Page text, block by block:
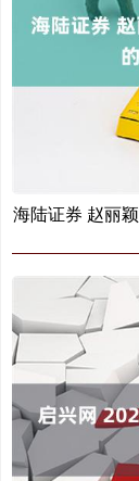
海陆证券 赵丽